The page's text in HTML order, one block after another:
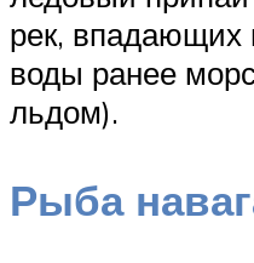
рек,
воды ранее
льдом).
Рыба